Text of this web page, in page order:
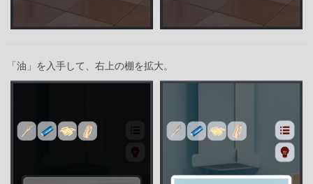
「油」を入手して、右上の棚を拡大。